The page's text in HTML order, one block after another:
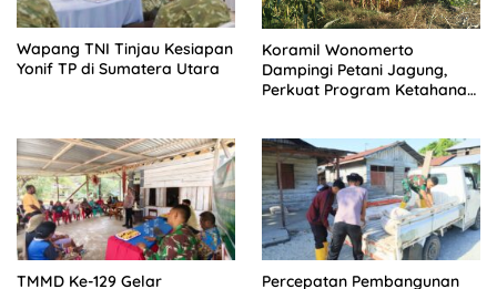
Wapang TNI Tinjau Kesiapan
Yonif TP di Sumatera Utara
Koramil Wonomerto
Dampingi Petani Jagung,
Perkuat Program Ketahanan
TMMD Ke-129 Gelar
Percepatan Pembangunan